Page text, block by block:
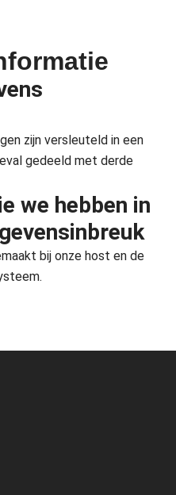
zijn versleuteld in een
gedeeld met derde
we hebben in
bij onze host en de